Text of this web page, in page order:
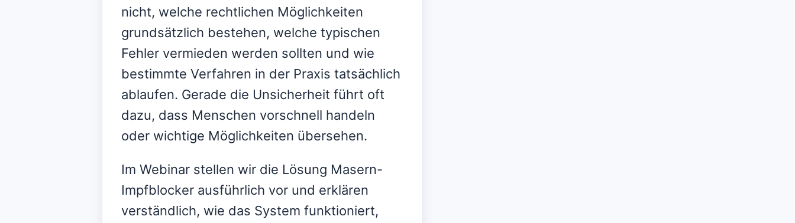
nicht, welche rechtlichen Möglichkeiten
grundsätzlich bestehen, welche typischen
Fehler vermieden werden sollten und wie
bestimmte Verfahren in der Praxis tatsächlich
ablaufen. Gerade die Unsicherheit führt oft
dazu, dass Menschen vorschnell handeln
oder wichtige Möglichkeiten übersehen.
Im Webinar stellen wir die Lösung Masern-
Impfblocker ausführlich vor und erklären
verständlich, wie das System funktioniert,